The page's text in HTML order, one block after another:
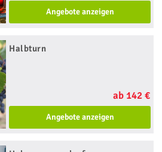
Angebote anzeigen
Halbturn
ab 142 €
Angebote anzeigen